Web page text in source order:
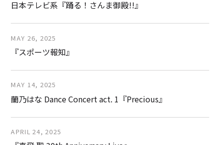
日本テレビ系『踊る！さんま御殿!!』
MAY 26, 2025
『スポーツ報知』
MAY 14, 2025
蘭乃はな Dance Concert act. 1『Precious』
APRIL 24, 2025